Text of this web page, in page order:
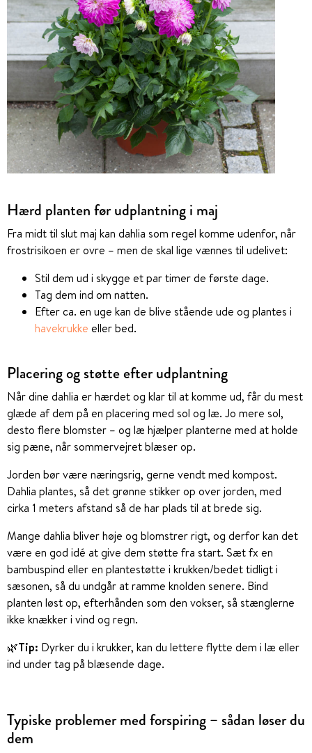
Hærd planten før udplantning i maj
Fra midt til slut maj kan dahlia som regel komme udenfor, når
frostrisikoen er ovre – men de skal lige vænnes til udelivet:
Stil dem ud i skygge et par timer de første dage.
Tag dem ind om natten.
Efter ca. en uge kan de blive stående ude og plantes i
havekrukke eller bed.
Placering og støtte efter udplantning
Når dine dahlia er hærdet og klar til at komme ud, får du mest
glæde af dem på en placering med sol og læ. Jo mere sol,
desto flere blomster – og læ hjælper planterne med at holde
sig pæne, når sommervejret blæser op.
Jorden bør være næringsrig, gerne vendt med kompost.
Dahlia plantes, så det grønne stikker op over jorden, med
cirka 1 meters afstand så de har plads til at brede sig.
Mange dahlia bliver høje og blomstrer rigt, og derfor kan det
være en god idé at give dem støtte fra start. Sæt fx en
bambuspind eller en plantestøtte i krukken/bedet tidligt i
sæsonen, så du undgår at ramme knolden senere. Bind
planten løst op, efterhånden som den vokser, så stænglerne
ikke knækker i vind og regn.
🌿Tip: Dyrker du i krukker, kan du lettere flytte dem i læ eller
ind under tag på blæsende dage.
Typiske problemer med forspiring – sådan løser du
dem